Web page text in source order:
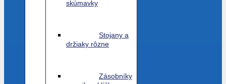
skúmavky
Stojany a
držiaky rôzne
Zásobníky